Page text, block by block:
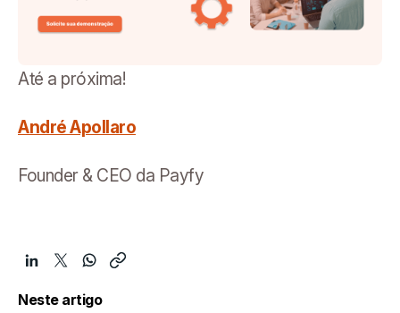
Até a próxima!
André Apollaro
Founder & CEO da Payfy
Neste artigo